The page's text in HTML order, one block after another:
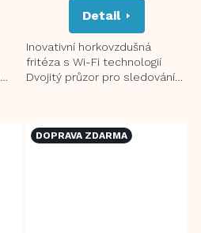
Detail
Inovativní horkovzdušná
fritéza s Wi-Fi technologií
Dvojitý průzor pro sledování
DOPRAVA ZDARMA